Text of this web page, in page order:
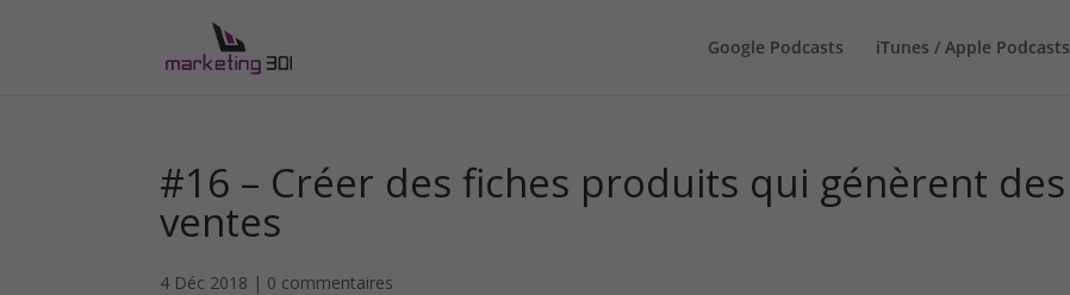
Google Podcasts iTunes / Apple Podcasts
#16 – Créer des fiches produits qui génèrent des
ventes
4 Déc 2018 | 0 commentaires